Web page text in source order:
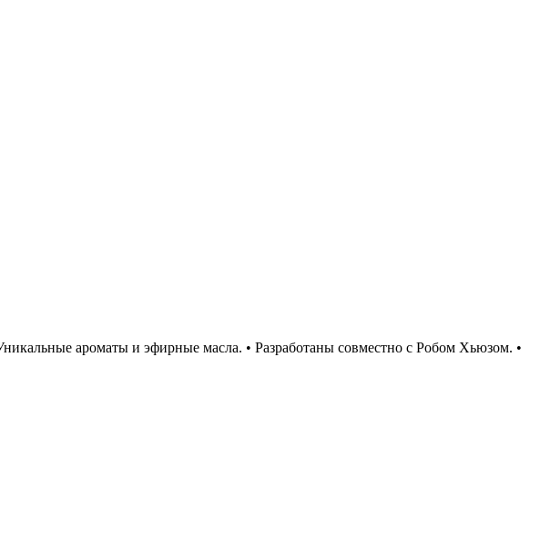
ароматы и эфирные масла. • Разработаны совместно с Робом Хьюзом. •